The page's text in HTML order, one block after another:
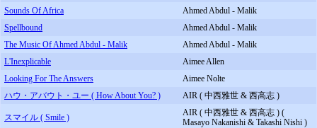
Sounds Of Africa
Ahmed Abdul - Malik
Spellbound
Ahmed Abdul - Malik
The Music Of Ahmed Abdul - Malik
Ahmed Abdul - Malik
L'Inexplicable
Aimee Allen
Looking For The Answers
Aimee Nolte
ハウ・アバウト・ユー ( How About You? )
AIR ( 中西雅世 & 西高志 )
スマイル ( Smile )
AIR ( 中西雅世 & 西高志 ) (
Masayo Nakanishi & Takashi Nishi )